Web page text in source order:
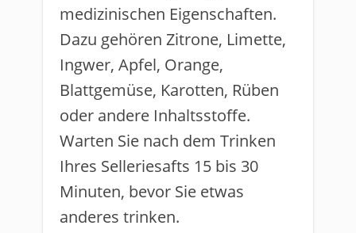
medizinischen Eigenschaften.
Dazu gehören Zitrone, Limette,
Ingwer, Apfel, Orange,
Blattgemüse, Karotten, Rüben
oder andere Inhaltsstoffe.
Warten Sie nach dem Trinken
Ihres Selleriesafts 15 bis 30
Minuten, bevor Sie etwas
anderes trinken.